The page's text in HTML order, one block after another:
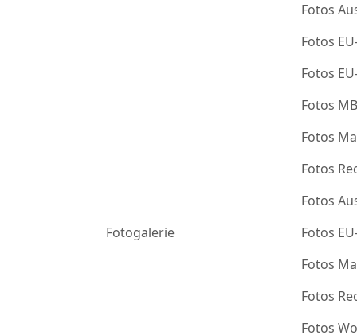
Fotogalerie
Fotos
Fotos
Fotos
Fotos
Fotos
Fotos
Fotos
Fotos
Fotos
Fotos
Fotos